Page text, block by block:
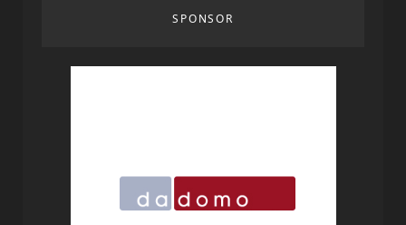
SPONSOR